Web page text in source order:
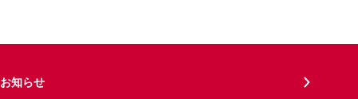
お知らせ